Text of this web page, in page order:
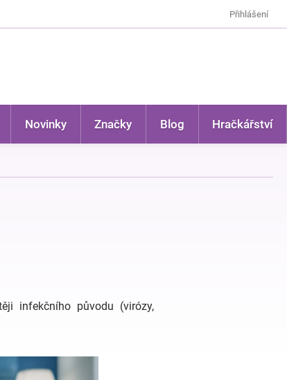
Přihlášení
Novinky Značky Blog Hračkářství
infekčního původu (virózy,